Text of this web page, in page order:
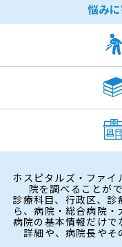
悩み
ホスピタルズ・ファ
院を調べることが
診療科目、行政区、診
ら、病院・総合病院・
病院の基本情報だけで
詳細や、病院長やそ